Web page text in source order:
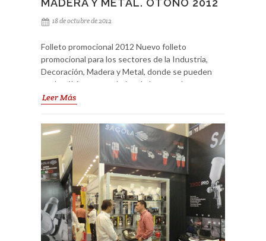
18 de octubre de 2012
Folleto promocional 2012 Nuevo folleto
promocional para los sectores de la Industria,
Decoración, Madera y Metal, donde se pueden
ver las últimas novedades de la gama de
productos SAGOLA, las nuevas pistolas de
pintado,... y sus inmejorables promociones.
Promoción válida hasta el 30 de Diciembre.
Leer Más